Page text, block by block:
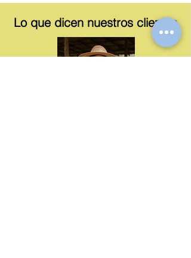
Lo que dicen nuestros clientes